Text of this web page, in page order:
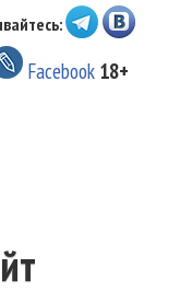
Facebook 18+